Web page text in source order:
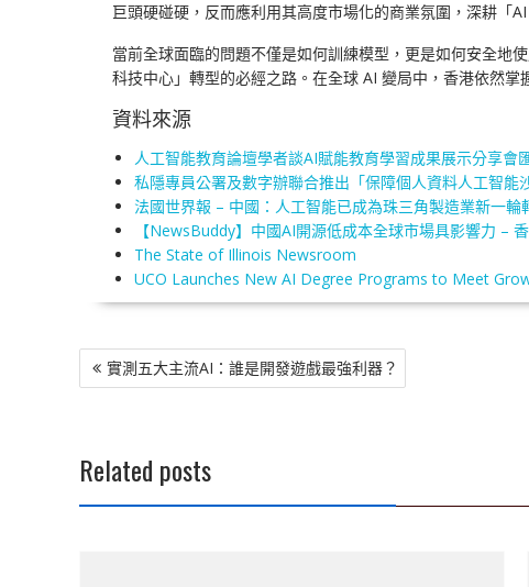
巨頭硬碰硬，反而應利用其高度市場化的商業氛圍，深耕「
當前全球面臨的問題不僅是如何訓練模型，更是如何安全地
科技中心」轉型的必經之路。在全球 AI 變局中，香港依然
資料來源
人工智能教育論壇學者談AI賦能教育學習成果展示分享會
私隱專員公署及數字辦聯合推出「保障個人資料人工智能
法國世界報 – 中國：人工智能已成為珠三角製造業新一輪
【NewsBuddy】中國AI開源低成本全球市場具影響力 –
The State of Illinois Newsroom
UCO Launches New AI Degree Programs to Meet
文
章
實測五大主流AI：誰是開發遊戲最強利器？
Related posts